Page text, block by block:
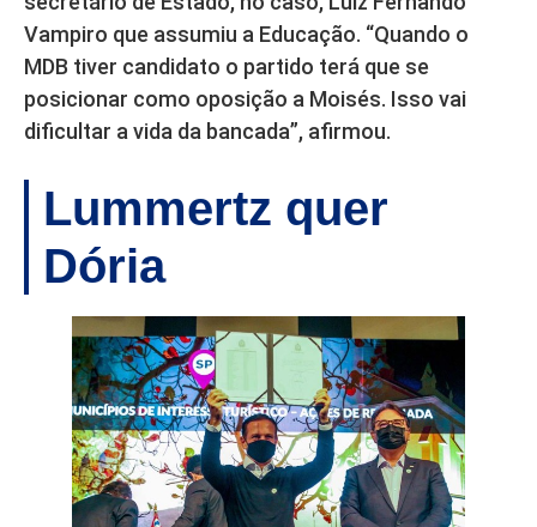
Vampiro que assumiu a Educação. “Quando o
MDB tiver candidato o partido terá que se
posicionar como oposição a Moisés. Isso vai
dificultar a vida da bancada”, afirmou.
Lummertz quer
Dória